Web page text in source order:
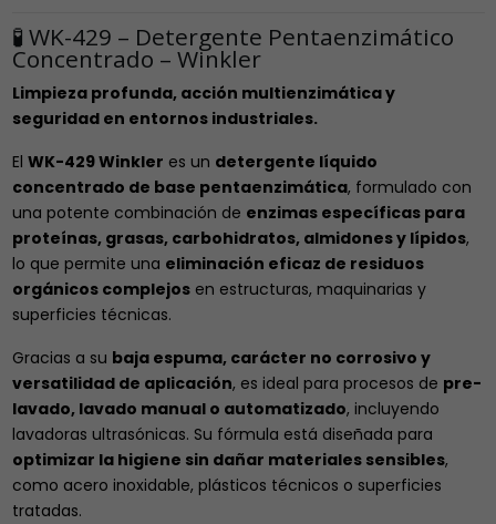
🧪 WK-429 – Detergente Pentaenzimático
Concentrado – Winkler
Limpieza profunda, acción multienzimática y
seguridad en entornos industriales.
El WK-429 Winkler es un detergente líquido
concentrado de base pentaenzimática, formulado con
una potente combinación de enzimas específicas para
proteínas, grasas, carbohidratos, almidones y lípidos,
lo que permite una eliminación eficaz de residuos
orgánicos complejosen estructuras, maquinarias y
superficies técnicas.
Gracias a su baja espuma, carácter no corrosivo y
versatilidad de aplicación, es ideal para procesos de pre-
lavado, lavado manual o automatizado, incluyendo
lavadoras ultrasónicas. Su fórmula está diseñada para
optimizar la higiene sin dañar materiales sensibles,
como acero inoxidable, plásticos técnicos o superficies
tratadas.